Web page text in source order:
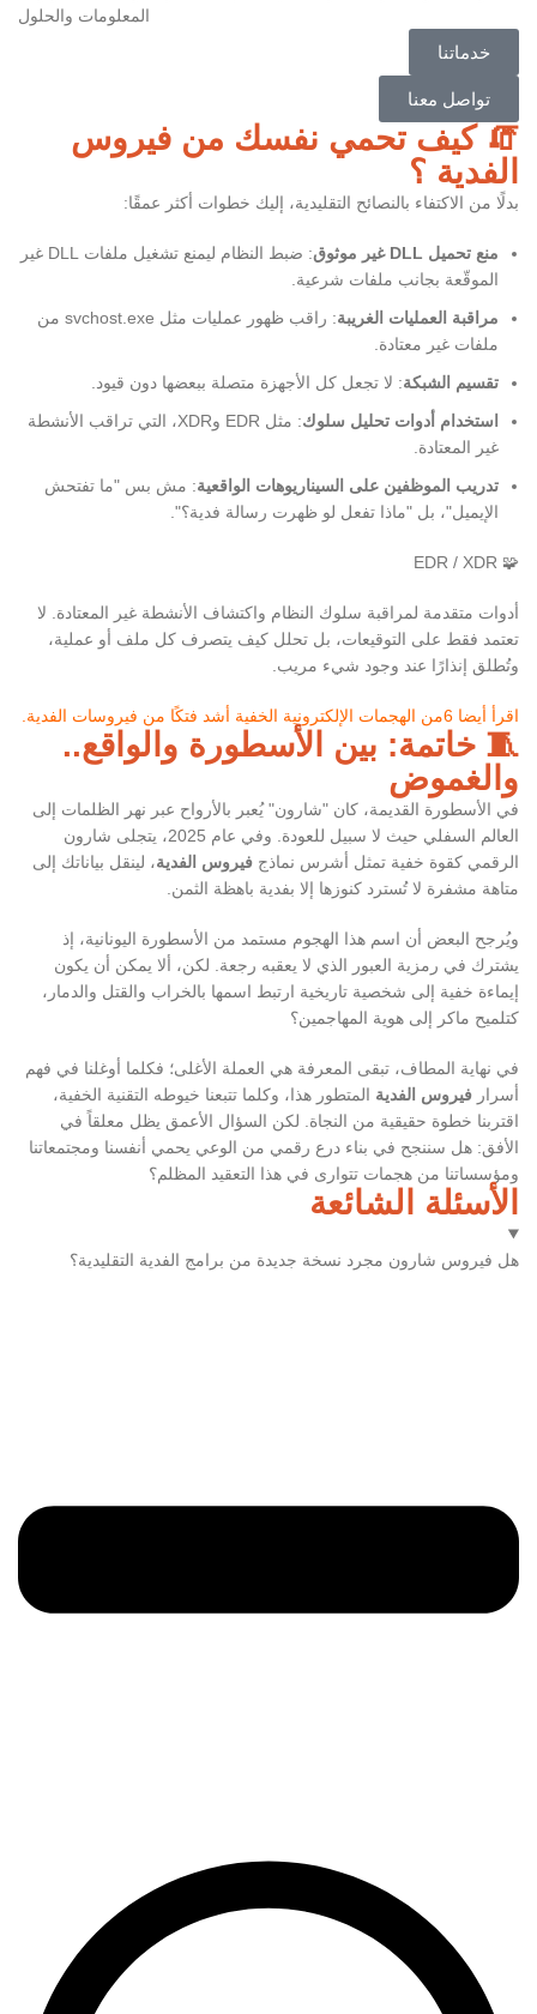
المعلومات والحلول
خدماتنا
تواصل معنا
🧯 كيف تحمي نفسك من فيروس
الفدية ؟
بدلًا من الاكتفاء بالنصائح التقليدية، إليك خطوات أكثر عمقًا:
منع تحميل غير موثوق
: ضبط النظام ليمنع تشغيل ملفات DLL غير
الموقّعة بجانب ملفات شرعية.
مراقبة العمليات الغريبة
: راقب ظهور عمليات مثل svchost.exe من
ملفات غير معتادة.
تقسيم الشبكة: لا تجعل كل الأجهزة متصلة ببعضها دون قيود.
استخدام أدوات تحليل سلوك
: مثل EDR وXDR، التي تراقب الأنشطة
غير المعتادة.
تدريب الموظفين على السيناريوهات الواقعية: مش بس "ما تفتحش
الإيميل"، بل "ماذا تفعل لو ظهرت رسالة فدية؟".
🧩 EDR / XDR
أدوات متقدمة لمراقبة سلوك النظام واكتشاف الأنشطة غير المعتادة. لا
تعتمد فقط على التوقيعات، بل تحلل كيف يتصرف كل ملف أو عملية،
وتُطلق إنذارًا عند وجود شيء مريب.
اقرأ أيضا 6من الهجمات الإلكترونية الخفية أشد فتكًا من فيروسات الفدية.
🧵 خاتمة: بين الأسطورة والواقع..
والغموض
في الأسطورة القديمة، كان "شارون" يُعبر بالأرواح عبر نهر الظلمات إلى
العالم السفلي حيث لا سبيل للعودة. وفي عام 2025، يتجلى شارون
الرقمي كقوة خفية تمثل أشرس نماذج فيروس الفدية، لينقل بياناتك إلى
متاهة مشفرة لا تُسترد كنوزها إلا بفدية باهظة الثمن.
ويُرجح البعض أن اسم هذا الهجوم مستمد من الأسطورة اليونانية، إذ
يشترك في رمزية العبور الذي لا يعقبه رجعة. لكن، ألا يمكن أن يكون
إيماءة خفية إلى شخصية تاريخية ارتبط اسمها بالخراب والقتل والدمار،
كتلميح ماكر إلى هوية المهاجمين؟
في نهاية المطاف، تبقى المعرفة هي العملة الأغلى؛ فكلما أوغلنا في فهم
أسرار فيروس الفدية المتطور هذا، وكلما تتبعنا خيوطه التقنية الخفية،
اقتربنا خطوة حقيقية من النجاة. لكن السؤال الأعمق يظل معلقاً في
الأفق: هل سننجح في بناء درع رقمي من الوعي يحمي أنفسنا ومجتمعاتنا
ومؤسساتنا من هجمات تتوارى في هذا التعقيد المظلم؟
الأسئلة الشائعة
هل فيروس شارون مجرد نسخة جديدة من برامج الفدية التقليدية؟